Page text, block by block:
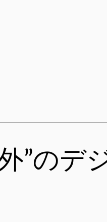
”のデ